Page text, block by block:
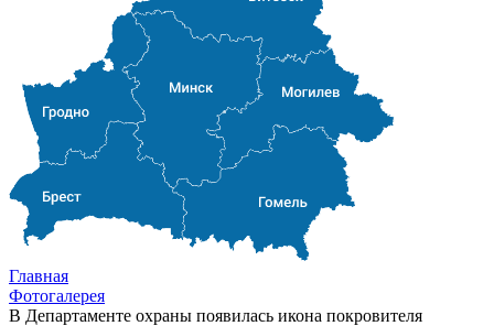
Главная
Фотогалерея
В Департаменте охраны появилась икона покровителя